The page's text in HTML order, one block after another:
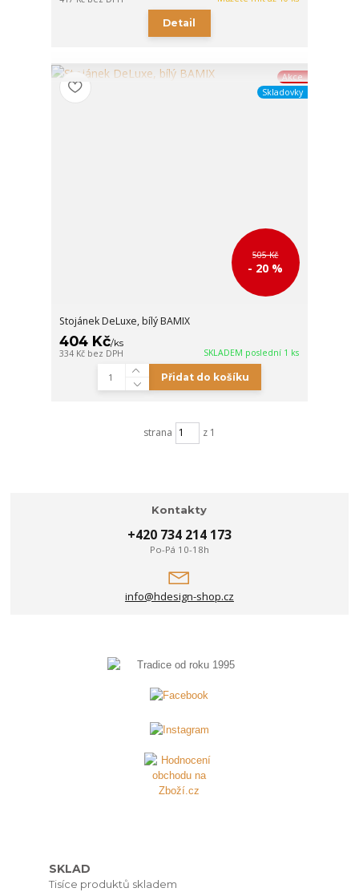
Detail
Akce
Skladovky
505 Kč
- 20 %
Stojánek DeLuxe, bílý BAMIX
404 Kč/ks
334 Kč bez DPH SKLADEM poslední 1 ks
Přidat do košíku
strana z 1
Kontakty
+420 734 214 173
Po-Pá 10-18h
info@hdesign-shop.cz
SKLAD
Tisíce produktů skladem